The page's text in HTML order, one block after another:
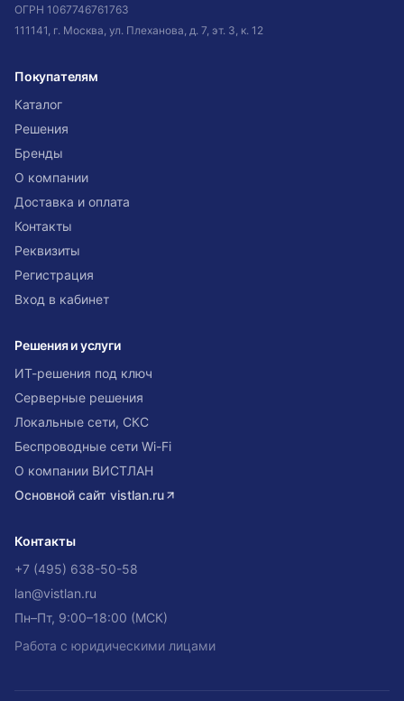
ОГРН 1067746761763
111141, г. Москва, ул. Плеханова, д. 7, эт. 3, к. 12
Покупателям
Каталог
Решения
Бренды
О компании
Доставка и оплата
Контакты
Реквизиты
Регистрация
Вход в кабинет
Решения и услуги
ИТ-решения под ключ
Серверные решения
Локальные сети, СКС
Беспроводные сети Wi-Fi
О компании ВИСТЛАН
Основной сайт vistlan.ru
Контакты
+7 (495) 638-50-58
lan@vistlan.ru
Пн–Пт, 9:00–18:00 (МСК)
Работа с юридическими лицами